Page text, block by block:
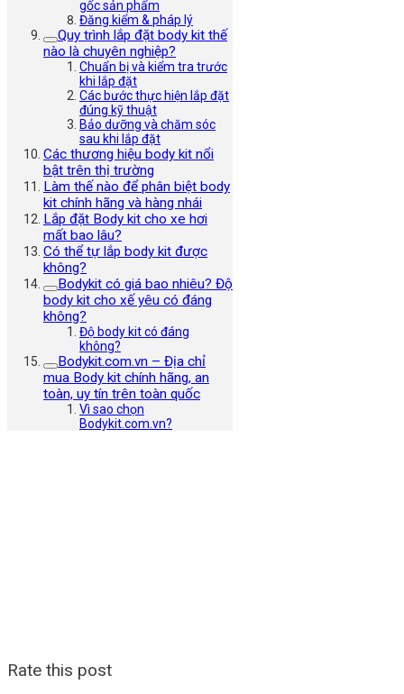
gốc sản phẩm
Đăng kiểm & pháp lý
Quy trình lắp đặt body kit thế
nào là chuyên nghiệp?
Chuẩn bị và kiểm tra trước
khi lắp đặt
Các bước thực hiện lắp đặt
đúng kỹ thuật
Bảo dưỡng và chăm sóc
sau khi lắp đặt
Các thương hiệu body kit nổi
bật trên thị trường
Làm thế nào để phân biệt body
kit chính hãng và hàng nhái
Lắp đặt Body kit cho xe hơi
mất bao lâu?
Có thể tự lắp body kit được
không?
Bodykit có giá bao nhiêu? Độ
body kit cho xế yêu có đáng
không?
Độ body kit có đáng
không?
Bodykit.com.vn – Địa chỉ
mua Body kit chính hãng, an
toàn, uy tín trên toàn quốc
Vì sao chọn
Bodykit.com.vn?
Rate this post